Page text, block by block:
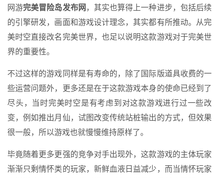
网游完美冒险岛发布网 ，其实也算得上一种进步，包括后续
的引擎研发，画面和游戏设计理念，其实都有所推动。从完
美时空直接改名完美世界，也足以说明这款游戏对于完美世
界的重要性。
不过这样的游戏同样是有寿命的，除了国际版道具收费的一
些运营问题外，更多还是在于这款游戏本身的使命已经到了
尽头，当时完美时空是有考虑到对这款游戏进行过一些改
变，例如推出月仙，试图改变传统站桩输出的方式，但效果
很一般，所以游戏也就慢慢维持原样了。
毕竟随着更多更强的竞争对手出现外，这款游戏的主体玩家
渐渐只剩情怀类的玩家，新鲜血液日益减少，而当情怀玩家